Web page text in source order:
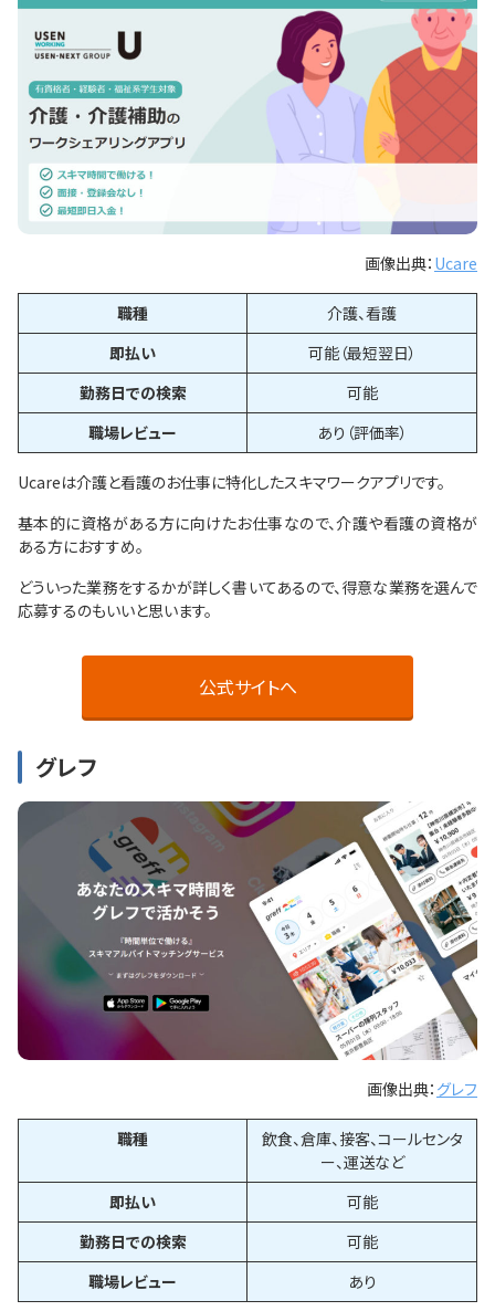
画像出典： Ucare
職種
介護、看護
即払い
可能（最短翌日）
勤務日での検索
可能
職場レビュー
あり（評価率）
Ucareは介護と看護のお仕事に特化したスキマワークアプリです。
基本的に資格がある方に向けたお仕事なので、介護や看護の資格が
ある方におすすめ。
どういった業務をするかが詳しく書いてあるので、得意な業務を選んで
応募するのもいいと思います。
公式サイトへ
グレフ
画像出典： グレフ
職種
飲食、倉庫、接客、コールセンタ
ー、運送など
即払い
可能
勤務日での検索
可能
職場レビュー
あり